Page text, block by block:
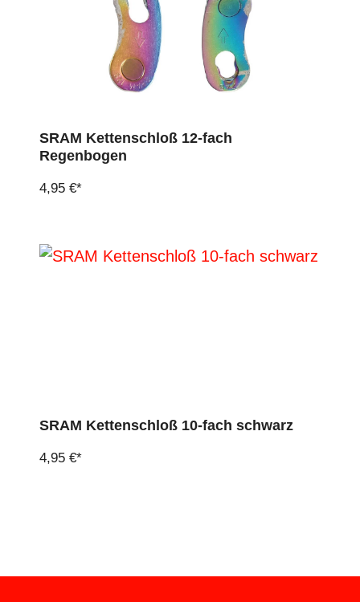
SRAM Kettenschloß 12-fach
Regenbogen
4,95 €*
SRAM Kettenschloß 10-fach schwarz
4,95 €*